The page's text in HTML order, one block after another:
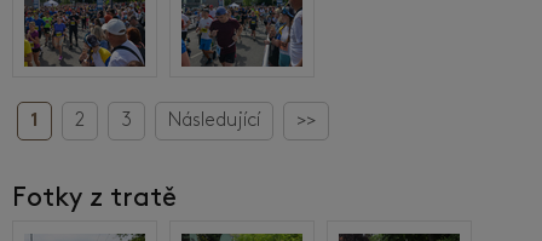
1 2 3 Následující >>
Fotky z tratě